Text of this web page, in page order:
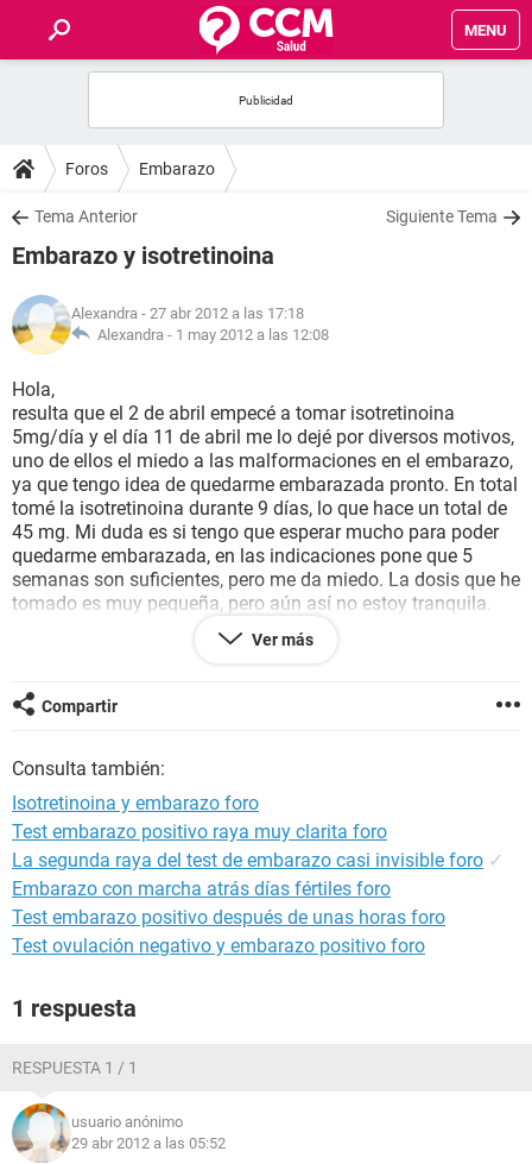
MENU
FOROS
SALUD
NUTRICIÓN
BIENESTAR
SEXUALIDAD
GLOSARIO
Foros Embarazo
Tema Anterior Siguiente Tema
Embarazo y isotretinoina
Alexandra - 27 abr 2012 a las 17:18
Alexandra - 1 may 2012 a las 12:08
Hola,
resulta que el 2 de abril empecé a tomar isotretinoina
5mg/día y el día 11 de abril me lo dejé por diversos motivos,
uno de ellos el miedo a las malformaciones en el embarazo,
ya que tengo idea de quedarme embarazada pronto. En total
tomé la isotretinoina durante 9 días, lo que hace un total de
45 mg. Mi duda es si tengo que esperar mucho para poder
quedarme embarazada, en las indicaciones pone que 5
semanas son suficientes, pero me da miedo. La dosis que he
tomado es muy pequeña, pero aún así no estoy tranquila.
Además quería saber si hay alguna manera de asegurarte de
que tu organismo lo ha eliminado, como un análisis de
Muchas gracias por adelantado.
Ver más
Compartir
Consulta también:
Isotretinoina y embarazo foro
Test embarazo positivo raya muy clarita foro
La segunda raya del test de embarazo casi invisible foro ✓
Embarazo con marcha atrás días fértiles foro
Test embarazo positivo después de unas horas foro
Test ovulación negativo y embarazo positivo foro
1 respuesta
RESPUESTA 1 / 1
usuario anónimo
29 abr 2012 a las 05:52